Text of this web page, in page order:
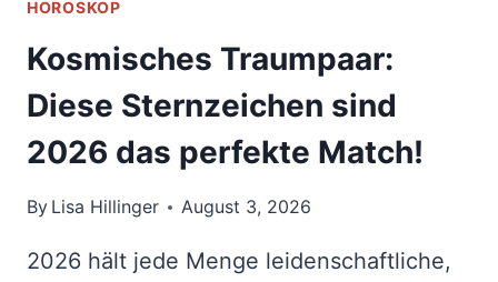
HOROSKOP
Kosmisches Traumpaar:
Diese Sternzeichen sind
2026 das perfekte Match!
By Lisa Hillinger August 3, 2026
2026 hält jede Menge leidenschaftliche,